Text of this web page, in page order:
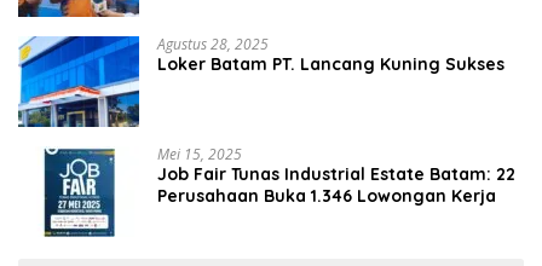
Agustus 28, 2025
Loker Batam PT. Lancang Kuning Sukses
Mei 15, 2025
Job Fair Tunas Industrial Estate Batam: 22
Perusahaan Buka 1.346 Lowongan Kerja